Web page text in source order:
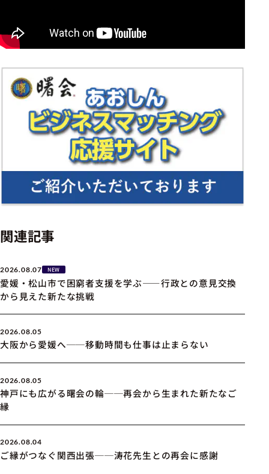
関連記事
2026.08.07 NEW
愛媛・松山市で困窮者支援を学ぶ――行政との意見交換
から見えた新たな挑戦
2026.08.05
大阪から愛媛へ──移動時間も仕事は止まらない
2026.08.05
神戸にも広がる曙会の輪──再会から生まれた新たなご
縁
2026.08.04
ご縁がつなぐ関西出張──涛花先生との再会に感謝